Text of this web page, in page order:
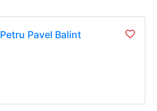
Petru Pavel Balint